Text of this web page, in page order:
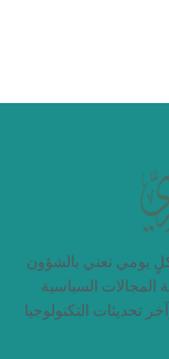
يومي تعني بالشؤون
المجالات السياسية
تحديثات التكنولوجيا